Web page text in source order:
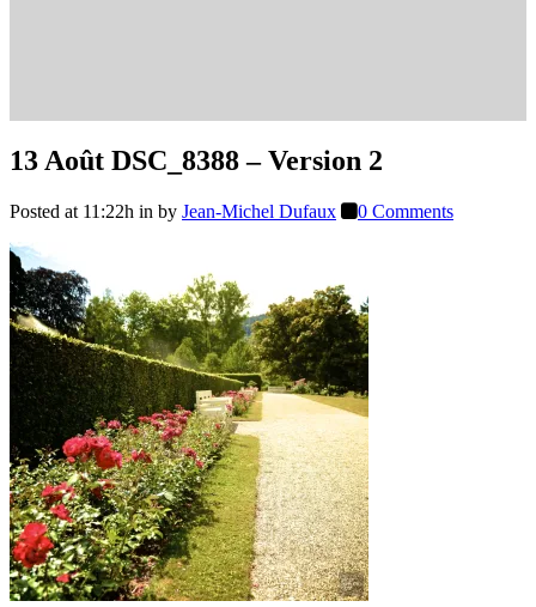
13 Août DSC_8388 – Version 2
Posted at 11:22h in by Jean-Michel Dufaux 0 Comments